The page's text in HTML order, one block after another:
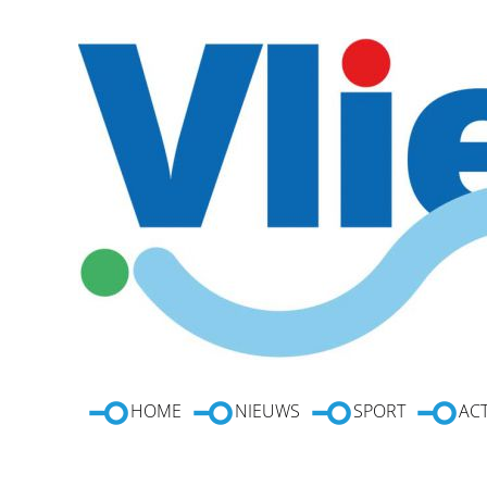
HOME NIEUWS SPORT